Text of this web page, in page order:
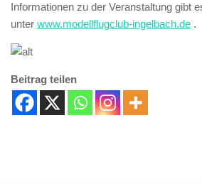
Informationen zu der Veranstaltung gibt
unter www.modellflugclub-ingelbach.de .
Beitrag teilen